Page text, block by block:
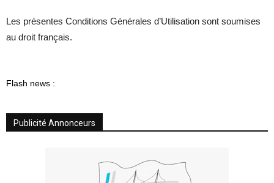
Les présentes Conditions Générales d’Utilisation sont soumises
au droit français.
Flash news :
Publicité Annonceurs